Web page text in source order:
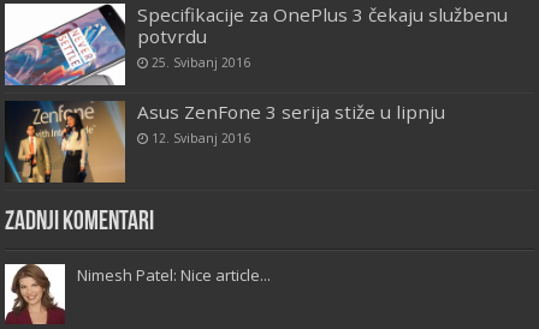
Specifikacije za OnePlus 3 čekaju službenu
potvrdu
25. Svibanj 2016
Asus ZenFone 3 serija stiže u lipnju
12. Svibanj 2016
Zadnji komentari
Nimesh Patel: Nice article...